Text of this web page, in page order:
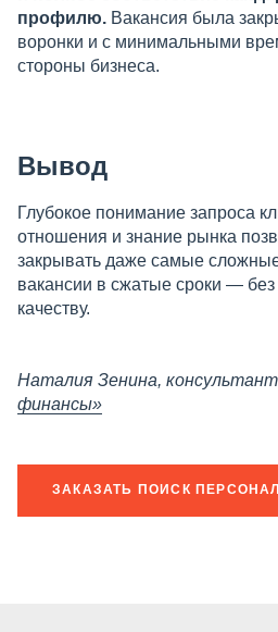
профилю. Вакансия была
воронки и с минимальными
стороны бизнеса.
Вывод
Глубокое понимание запроса
отношения и знание рынка
закрывать даже самые
вакансии в сжатые сроки —
качеству.
Наталия Зенина,
финансы»
ЗАКАЗАТЬ ПОИСК